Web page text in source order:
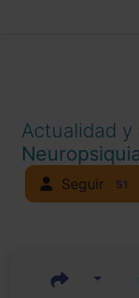
Actualidad
Seguir 51